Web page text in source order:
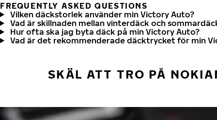
FREQUENTLY ASKED QUESTIONS
Vilken däckstorlek använder min Victory Auto?
Vad är skillnaden mellan vinterdäck och
Hur ofta ska jag byta däck på min Victory Auto?
Vad är det rekommenderade däcktrycket för min
SKÄL ATT TRO PÅ